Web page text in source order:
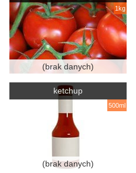
1kg
(brak danych)
ketchup
500ml
(brak danych)